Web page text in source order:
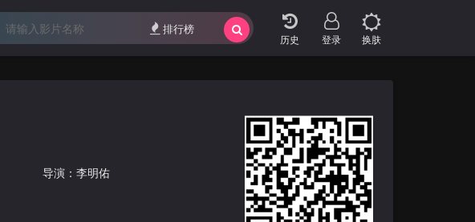
登录 换肤
排行榜
导演：李明佑